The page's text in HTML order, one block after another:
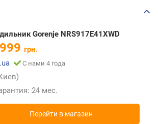
Gorenje NRS917E41XWD
грн.
С нами 4 года
24 мес.
Перейти в магазин